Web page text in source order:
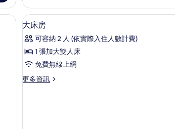
的
所
有
相
片
雙
床
房,
吸
煙
的
詳
情
上網 顯
示
大
床
的
客房內保險箱、書
6
大床房
可容納 2 人 (依實際入住人數計費)
1 張加大雙人床
免費無線上網
更多資訊
更